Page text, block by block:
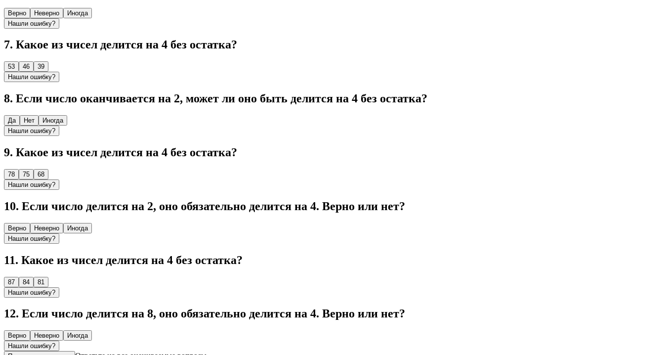
Верно Неверно
Иногда
Нашли ошибку?
7. Какое из чисел делится на 4 без остатка?
53 46
39
Нашли ошибку?
8. Если число оканчивается на 2, может ли оно быть делится на 4 без остатка?
Да Нет
Иногда
Нашли ошибку?
9. Какое из чисел делится на 4 без остатка?
78 75
68
Нашли ошибку?
10. Если число делится на 2, оно обязательно делится на 4. Верно или нет?
Верно Неверно
Иногда
Нашли ошибку?
11. Какое из чисел делится на 4 без остатка?
87 84
81
Нашли ошибку?
12. Если число делится на 8, оно обязательно делится на 4. Верно или нет?
Верно Неверно
Иногда
Нашли ошибку?